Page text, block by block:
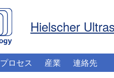
Hielscher
プロセス 産業 連絡先